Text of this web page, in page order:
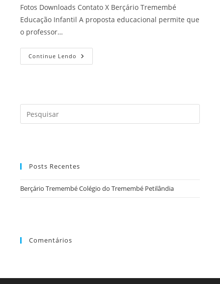
Fotos Downloads Contato X Berçário Tremembé
Educação Infantil A proposta educacional permite que
o professor…
Continue Lendo Berçário
Tremembé
a
Posts Recentes
Berçário Tremembé Colégio do Tremembé Petilândia
Comentários